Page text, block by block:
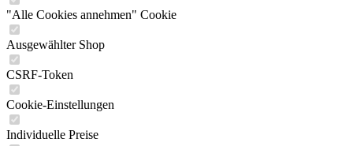
"Alle Cookies annehmen" Cookie
Ausgewählter Shop
CSRF-Token
Cookie-Einstellungen
Individuelle Preise